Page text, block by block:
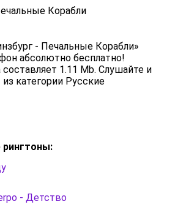
Корабли
- Печальные Корабли»
абсолютно бесплатно!
1.11 Mb. Слушайте и
категории Русские
рингтоны:
- Детство